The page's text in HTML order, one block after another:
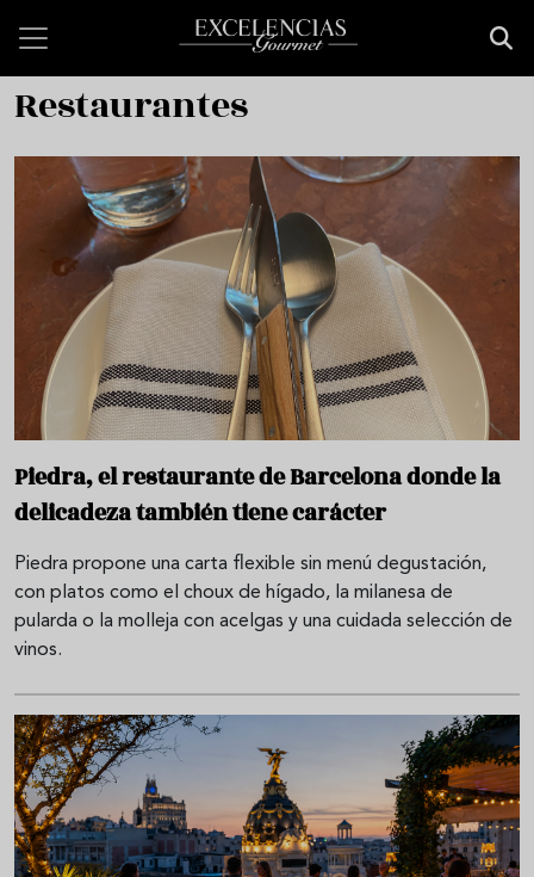
Restaurantes
Piedra, el restaurante de Barcelona donde la
delicadeza también tiene carácter
Piedra propone una carta flexible sin menú degustación,
con platos como el choux de hígado, la milanesa de
pularda o la molleja con acelgas y una cuidada selección de
vinos.